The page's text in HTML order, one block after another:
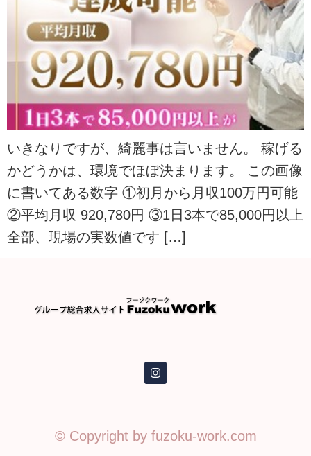
いきなりですが、綺麗事は言いません。 稼げる
かどうかは、環境でほぼ決まります。 この画像
に書いてある数字 ①初月から月収100万円可能
②平均月収 920,780円 ③1日3本で85,000円以上
全部、現場の実数値です […]
© Copyright by fuzoku-work.com